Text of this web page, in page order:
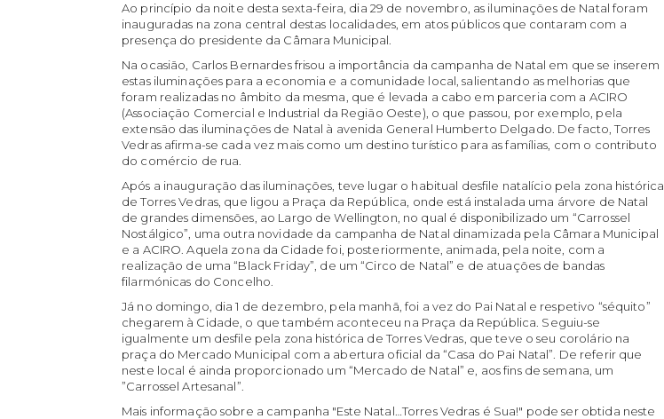
Ao princípio da noite desta sexta-feira, dia 29 de novembro, as iluminações de Natal foram
inauguradas na zona central destas localidades, em atos públicos que contaram com a
presença do presidente da Câmara Municipal.
Na ocasião, Carlos Bernardes frisou a importância da campanha de Natal em que se inserem
estas iluminações para a economia e a comunidade local, salientando as melhorias que
foram realizadas no âmbito da mesma, que é levada a cabo em parceria com a ACIRO
(Associação Comercial e Industrial da Região Oeste), o que passou, por exemplo, pela
extensão das iluminações de Natal à avenida General Humberto Delgado. De facto, Torres
Vedras afirma-se cada vez mais como um destino turístico para as famílias, com o contributo
do comércio de rua.
Após a inauguração das iluminações, teve lugar o habitual desfile natalício pela zona histórica
de Torres Vedras, que ligou a Praça da República, onde está instalada uma árvore de Natal
de grandes dimensões, ao Largo de Wellington, no qual é disponibilizado um “Carrossel
Nostálgico”, uma outra novidade da campanha de Natal dinamizada pela Câmara Municipal
e a ACIRO. Aquela zona da Cidade foi, posteriormente, animada, pela noite, com a
realização de uma “Black Friday”, de um “Circo de Natal” e de atuações de bandas
filarmónicas do Concelho.
Já no domingo, dia 1 de dezembro, pela manhã, foi a vez do Pai Natal e respetivo “séquito”
chegarem à Cidade, o que também aconteceu na Praça da República. Seguiu-se
igualmente um desfile pela zona histórica de Torres Vedras, que teve o seu corolário na
praça do Mercado Municipal com a abertura oficial da “Casa do Pai Natal”. De referir que
neste local é ainda proporcionado um “Mercado de Natal” e, aos fins de semana, um
”Carrossel Artesanal”.
Mais informação sobre a campanha "Este Natal…Torres Vedras é Sua!" pode ser obtida neste